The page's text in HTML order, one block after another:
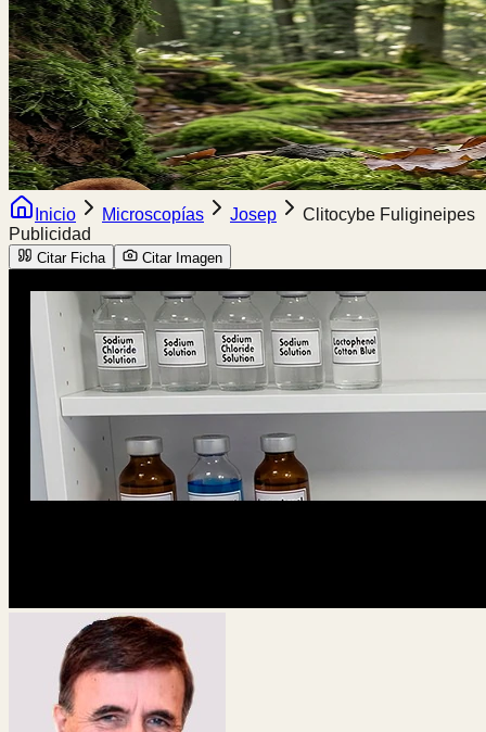
Inicio Microscopías Josep
Clitocybe Fuligineipes
Publicidad
Citar Ficha Citar Imagen